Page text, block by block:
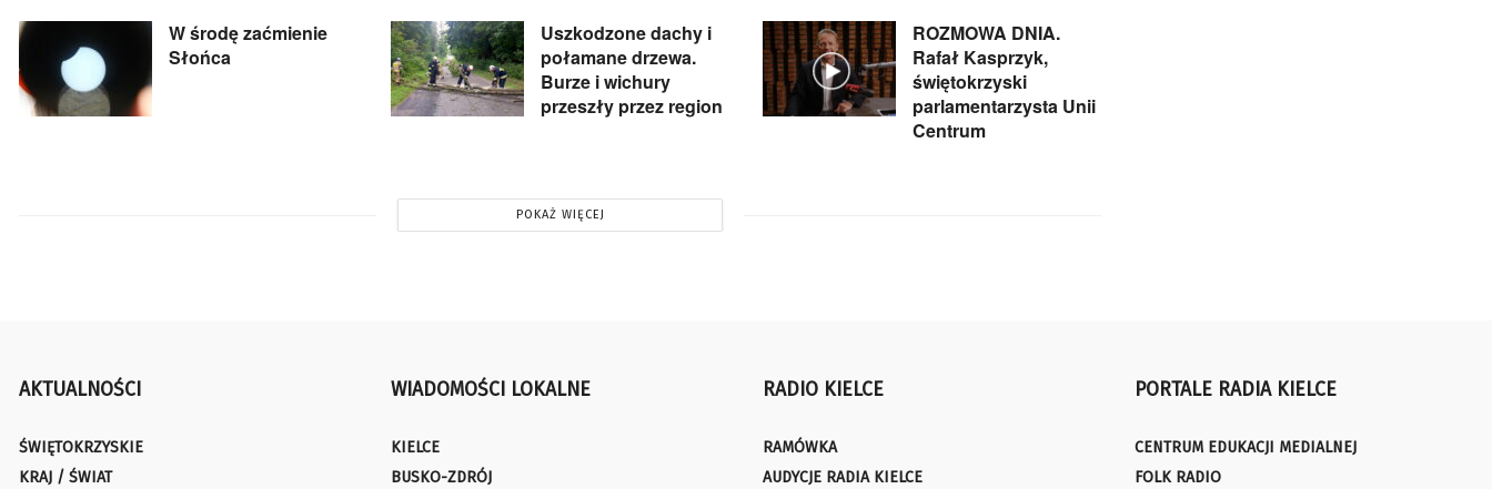
W środę zaćmienie
Słońca
Uszkodzone dachy i
połamane drzewa.
Burze i wichury
przeszły przez region
ROZMOWA DNIA.
Rafał Kasprzyk,
świętokrzyski
parlamentarzysta Unii
Centrum
POKAŻ WIĘCEJ
AKTUALNOŚCI
ŚWIĘTOKRZYSKIE
KRAJ / ŚWIAT
WIADOMOŚCI LOKALNE
KIELCE
BUSKO-ZDRÓJ
RADIO KIELCE
RAMÓWKA
AUDYCJE RADIA KIELCE
PORTALE RADIA KIELCE
CENTRUM EDUKACJI MEDIALNEJ
FOLK RADIO